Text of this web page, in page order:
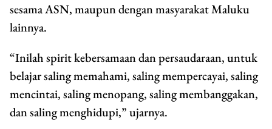
sesama ASN, maupun dengan masyarakat Maluku
lainnya.
“Inilah spirit kebersamaan dan persaudaraan, untuk
belajar saling memahami, saling mempercayai, saling
mencintai, saling menopang, saling membanggakan,
dan saling menghidupi,” ujarnya.